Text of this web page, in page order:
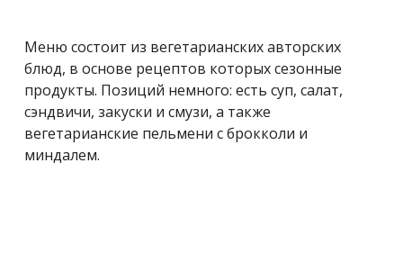
Меню состоит из вегетарианских авторских
блюд, в основе рецептов которых сезонные
продукты. Позиций немного: есть суп, салат,
сэндвичи, закуски и смузи, а также
вегетарианские пельмени с брокколи и
миндалем.